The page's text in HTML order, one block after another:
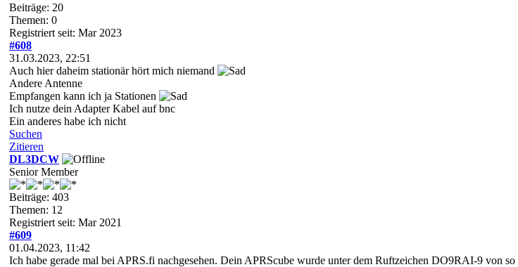
Beiträge: 20
Themen: 0
Registriert seit: Mar 2023
#608
31.03.2023, 22:51
Auch hier daheim stationär hört mich niemand
Andere Antenne
Empfangen kann ich ja Stationen
Ich nutze dein Adapter Kabel auf bnc
Ein anderes habe ich nicht
Suchen
Zitieren
DL3DCW
Senior Member
Beiträge: 403
Themen: 12
Registriert seit: Mar 2021
#609
01.04.2023, 11:42
Ich habe gerade mal bei APRS.fi nachgesehen. Dein APRScube wurde unter dem Ruftzeichen DO9RAI-9 von so